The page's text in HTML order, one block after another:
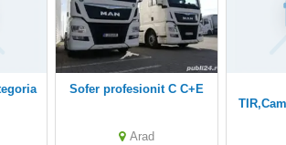
Sofer profesionit C C+E
Arad